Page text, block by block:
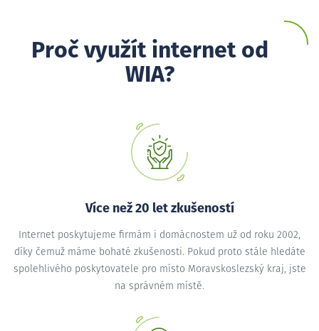
Proč využít internet od
WIA?
Více než 20 let zkušeností
Internet poskytujeme firmám i domácnostem už od roku 2002,
díky čemuž máme bohaté zkušenosti. Pokud proto stále hledáte
spolehlivého poskytovatele pro místo Moravskoslezský kraj, jste
na správném místě.